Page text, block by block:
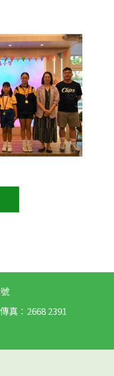
傳真：2668 2391